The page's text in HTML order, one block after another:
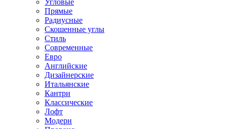
Угловые
Прямые
Радиусные
Скошенные углы
Стиль
Современные
Евро
Английские
Дизайнерские
Итальянские
Кантри
Классические
Лофт
Модерн